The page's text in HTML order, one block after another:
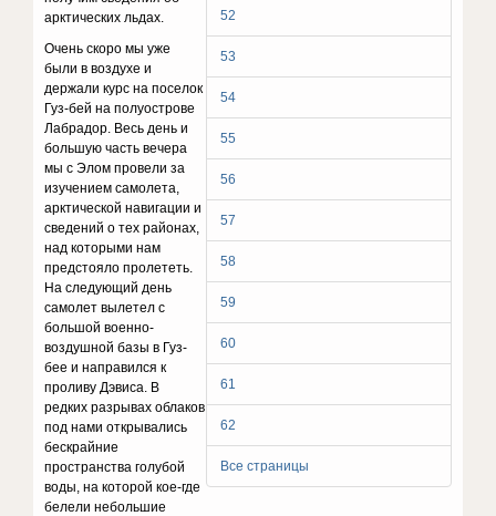
52
53
54
55
56
57
58
59
60
61
62
Все страницы
арктических льдах.
Очень скоро мы уже
были в воздухе и
держали курс на поселок
Гуз-бей на полуострове
Лабрадор. Весь день и
большую часть вечера
мы с Элом провели за
изучением самолета,
арктической навигации и
сведений о тех районах,
над которыми нам
предстояло пролететь.
На следующий день
самолет вылетел с
большой военно-
воздушной базы в Гуз-
бее и направился к
проливу Дэвиса. В
редких разрывах облаков
под нами открывались
бескрайние
пространства голубой
воды, на которой кое-где
белели небольшие